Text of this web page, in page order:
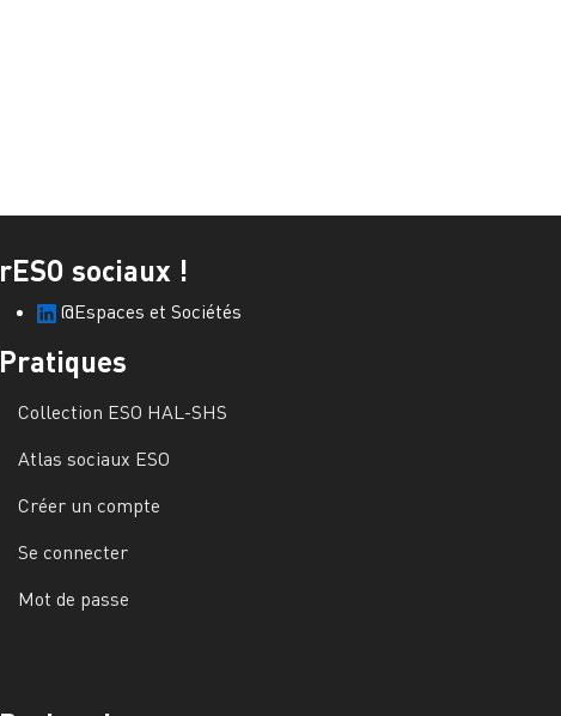
rESO sociaux !
@Espaces et Sociétés
Pratiques
Collection ESO HAL-SHS
Atlas sociaux ESO
Créer un compte
Se connecter
Mot de passe